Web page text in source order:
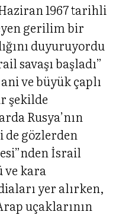
1967 tarihli
gerilim bir
duyuruyordu
savaşı başladı”
ve büyük çaplı
şekilde
Rusya’nın
de gözlerden
İsrail
ve kara
yer alırken,
uçaklarının